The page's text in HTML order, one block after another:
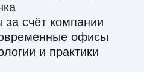
за счёт компании
офисы
и практики